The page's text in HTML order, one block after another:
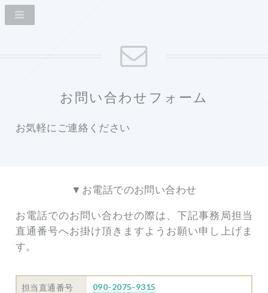
お問い合わせフォーム
お気軽にご連絡ください
▼お電話でのお問い合わせ
お電話でのお問い合わせの際は、下記事務局担当
直通番号へお掛け頂きますようお願い申し上げま
す。
担当直通番号 090-2075-9315